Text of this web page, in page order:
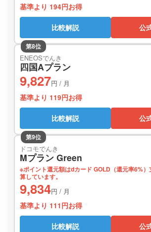
基準より 194円お得
比較解説 公
第8位
ENEOSでんき
四国Aプラン
9,827円 / 月
基準より 119円お得
比較解説 公
第9位
ドコモでんき
Mプラン Green
※ポイント還元額はdカード GOLD（還元率6%
算しています。
9,834円 / 月
基準より 111円お得
比較解説 公